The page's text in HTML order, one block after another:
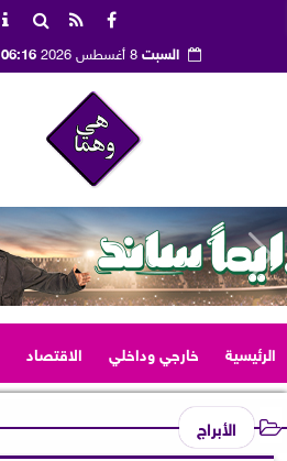
السبت8 أغسطس 2026 06:16 صـ
الرئيسية خارجي وداخلي الاقتصاد
الأبراج